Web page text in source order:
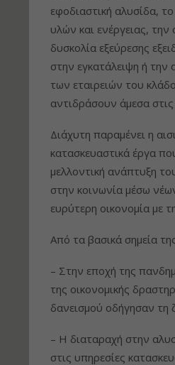
εφοδιαστική αλυσίδα,
υλών και ενέργειας, την
δυσκολία εξεύρεσης
στην εγκατάλειψη ή
των εταιρειών του
αντιδράσουν άμεσα
Διάχυτη παραμένει η
κατασκευαστικά έργα
μελλοντική ανάπτυξη
στην κοινωνία μέσω
ευρύτερη οικονομία με
Από τα βασικά σημεία
– Στην εποχή της
της οικονομικής
δανεισμού οδήγησαν τη
– Η διαταραχή στην
στις υπηρεσίες